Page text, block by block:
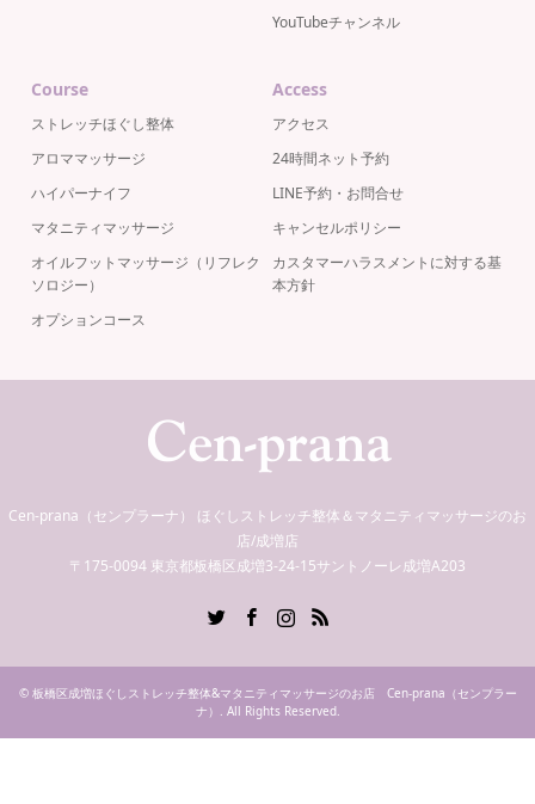
YouTubeチャンネル
Course
ストレッチほぐし整体
アロママッサージ
ハイパーナイフ
マタニティマッサージ
オイルフットマッサージ（リフレク
ソロジー）
オプションコース
Access
アクセス
24時間ネット予約
LINE予約・お問合せ
キャンセルポリシー
カスタマーハラスメントに対する基
本方針
Cen-prana（センプラーナ） ほぐしストレッチ整体＆マタニティマッサージのお
店/成増店
〒175-0094 東京都板橋区成増3-24-15サントノーレ成増A203
RSS
© 板橋区成増ほぐしストレッチ整体&マタニティマッサージのお店 Cen-prana（センプラー
ナ） . All Rights Reserved.